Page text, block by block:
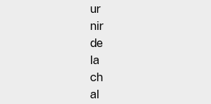
ur
nir
de
la
ch
al